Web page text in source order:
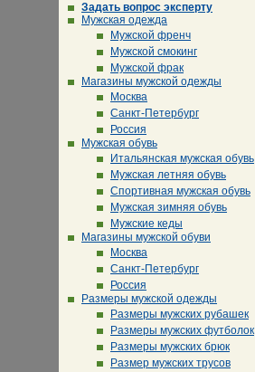
Задать вопрос эксперту
Мужская одежда
Мужской френч
Мужской смокинг
Мужской фрак
Магазины мужской одежды
Москва
Санкт-Петербург
Россия
Мужская обувь
Итальянская мужская обувь
Мужская летняя обувь
Спортивная мужская обувь
Мужская зимняя обувь
Мужские кеды
Магазины мужской обуви
Москва
Санкт-Петербург
Россия
Размеры мужской одежды
Размеры мужских рубашек
Размеры мужских футболок
Размеры мужских брюк
Размер мужских трусов